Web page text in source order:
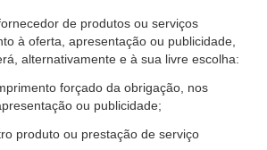
de produtos ou serviços
à oferta, apresentação ou publicidade,
alternativamente e à sua livre escolha:
forçado da obrigação, nos
ou publicidade;
produto ou prestação de serviço